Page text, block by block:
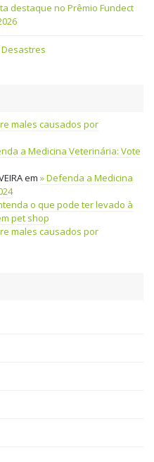
destaque no Prêmio Fundect
males causados por
a Medicina Veterinária: Vote
em
Defenda a Medicina
o que pode ter levado à
pet shop
males causados por